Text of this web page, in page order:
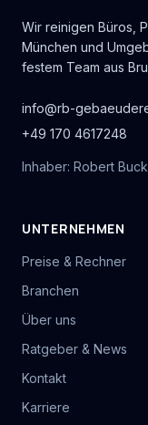
Wir reinigen Büros,
München und
festem Team aus
info@rb-
+49 170 4617248
Inhaber: Robert
UNTERNEHMEN
Preise & Rechner
Branchen
Über uns
Ratgeber & News
Kontakt
Karriere